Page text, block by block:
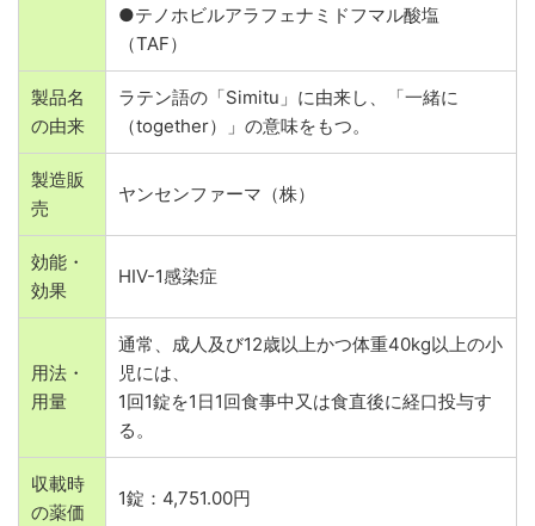
●テノホビルアラフェナミドフマル酸塩
（TAF）
製品名
の由来
ラテン語の「Simitu」に由来し、「一緒に
（together）」の意味をもつ。
製造販
売
ヤンセンファーマ（株）
効能・
効果
HIV-1感染症
用法・
用量
通常、成人及び12歳以上かつ体重40kg以上の小
児には、
1回1錠を1日1回食事中又は食直後に経口投与す
る。
収載時
の薬価
1錠：4,751.00円